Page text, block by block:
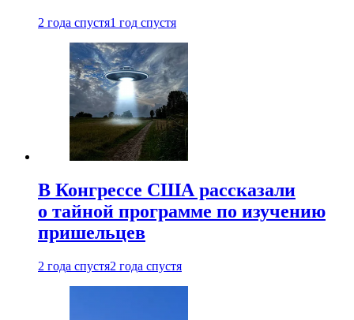
2 года спустя1 год спустя
В Конгрессе США рассказали
о тайной программе по изучению
пришельцев
2 года спустя2 года спустя